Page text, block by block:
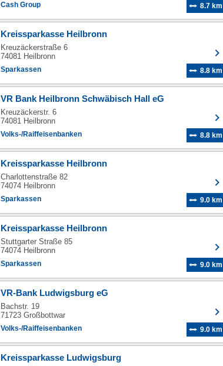
Cash Group 8.7 km
Kreissparkasse Heilbronn
Kreuzäckerstraße 6
74081 Heilbronn
Sparkassen 8.8 km
VR Bank Heilbronn Schwäbisch Hall eG
Kreuzäckerstr. 6
74081 Heilbronn
Volks-/Raiffeisenbanken 8.8 km
Kreissparkasse Heilbronn
Charlottenstraße 82
74074 Heilbronn
Sparkassen 9.0 km
Kreissparkasse Heilbronn
Stuttgarter Straße 85
74074 Heilbronn
Sparkassen 9.0 km
VR-Bank Ludwigsburg eG
Bachstr. 19
71723 Großbottwar
Volks-/Raiffeisenbanken 9.0 km
Kreissparkasse Ludwigsburg